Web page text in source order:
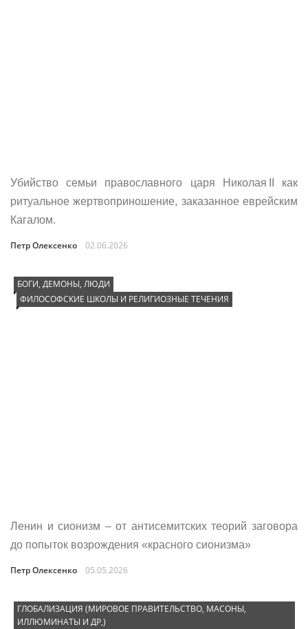
Убийство семьи православного царя Николая II как
ритуальное жертвоприношение, заказанное еврейским
Кагалом.
Петр Олексенко 02.06.2026
БОГИ, ДЕМОНЫ, ЛЮДИ
ФИЛОСОФСКИЕ ШКОЛЫ И РЕЛИГИОЗНЫЕ ТЕЧЕНИЯ
Ленин и сионизм – от антисемитских теорий заговора
до попыток возрождения «красного сионизма»
Петр Олексенко 05.05.2026
ГЛОБАЛИЗАЦИЯ (МИРОВОЕ ПРАВИТЕЛЬСТВО, МАСОНЫ,
ИЛЛЮМИНАТЫ И ДР,)